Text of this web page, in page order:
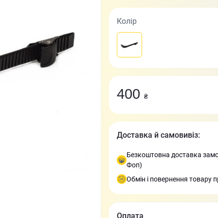
Колір
400 ₴
Доставка й самовивіз:
Безкоштовна доставка
Фоп)
Обмін і повернення товару
Оплата